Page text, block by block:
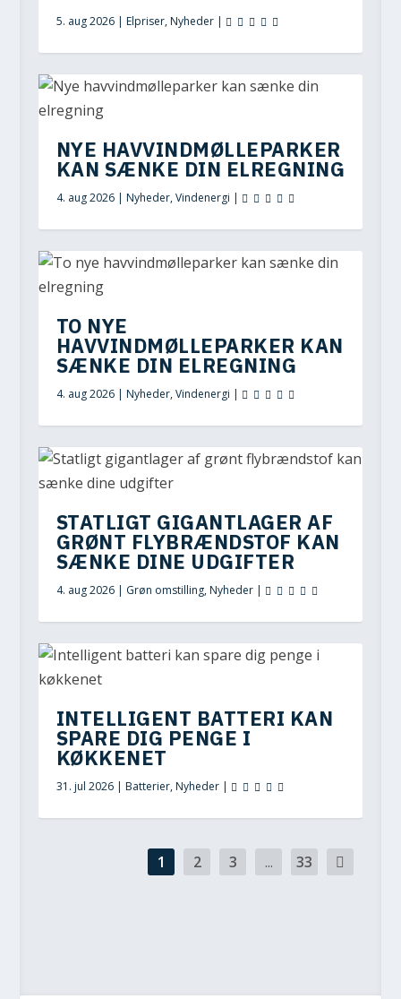
5. aug 2026| Elpriser,Nyheder|
NYE HAVVINDMØLLEPARKER
KAN SÆNKE DIN ELREGNING
4. aug 2026| Nyheder,Vindenergi |
TO NYE
HAVVINDMØLLEPARKER KAN
SÆNKE DIN ELREGNING
4. aug 2026| Nyheder,Vindenergi |
STATLIGT GIGANTLAGER AF
GRØNT FLYBRÆNDSTOF KAN
SÆNKE DINE UDGIFTER
4. aug 2026| Grøn omstilling,Nyheder|
INTELLIGENT BATTERI KAN
SPARE DIG PENGE I
KØKKENET
31. jul 2026| Batterier,Nyheder|
1 2 3 ... 33